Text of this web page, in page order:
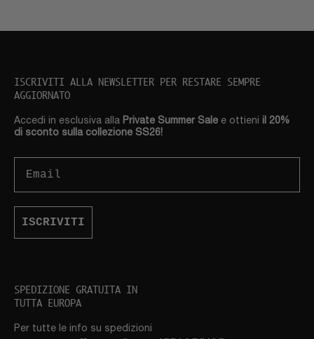
ISCRIVITI ALLA NEWSLETTER PER RESTARE SEMPRE
AGGIORNATO
Accedi in esclusiva alla Private Summer Sale e ottieni il 20%
di sconto sulla collezione SS26!
ISCRIVITI
SPEDIZIONE GRATUITA IN
TUTTA EUROPA
Per tutte le info su spedizioni